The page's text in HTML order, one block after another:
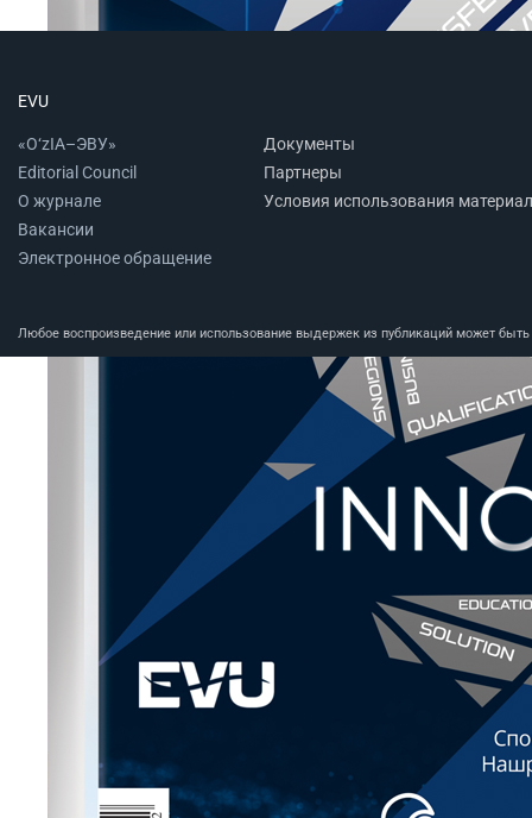
EVU
«O‘zIA–ЭВУ»
Editorial Council
О журнале
Вакансии
Электронное обращение
Документы
Партнеры
Условия использования
Любое воспроизведение или использование выдержек из публикаций может